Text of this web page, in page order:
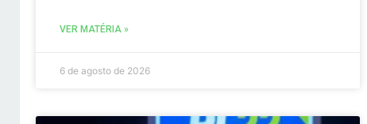
VER MATÉRIA »
6 de agosto de 2026